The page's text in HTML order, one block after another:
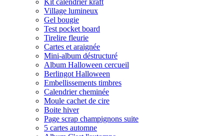
Kit calendrier kraft
Village lumineux
Gel bougie
Test pocket board
Tirelire fleurie
Cartes et araignée
Mini-album déstructuré
Album Halloween cercueil
Berlingot Halloween
Embellissements timbres
Calendrier cheminée
Moule cachet de cire
Boite hiver
Page scrap champignons suite
5 cartes automne